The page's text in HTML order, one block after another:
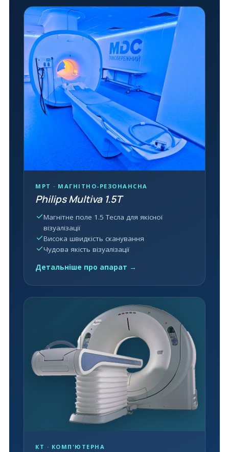
МРТ · МАГНІТНО-РЕЗОНАНСНА
Philips Multiva 1.5T
Магнітне поле 1.5 Тесла для якісної
візуалізації
Висока швидкість сканування
Чудова якість візуалізації
Детальніше про апарат →
КТ · КОМП'ЮТЕРНА